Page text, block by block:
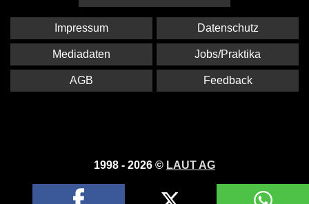
1998 - 2026 © LAUT AG
Impressum Datenschutz
Mediadaten Jobs/Praktika
AGB Feedback